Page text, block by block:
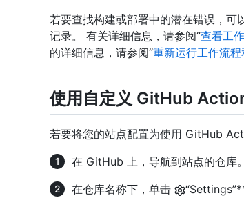
若要查找构建或部署中的潜在错误，
记录。 有关详细信息，请参阅“查看工
的详细信息，请参阅“重新运行工作流程
使用自定义 GitHub
若要将您的站点配置为使用 GitHub
在 GitHub 上，导航到站点的仓库。
在仓库名称下，单击